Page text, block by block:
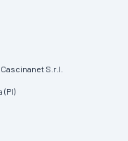
S.r.l.
(PI)